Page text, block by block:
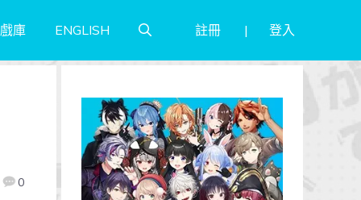
庫 ENGLISH 註冊 登入
0